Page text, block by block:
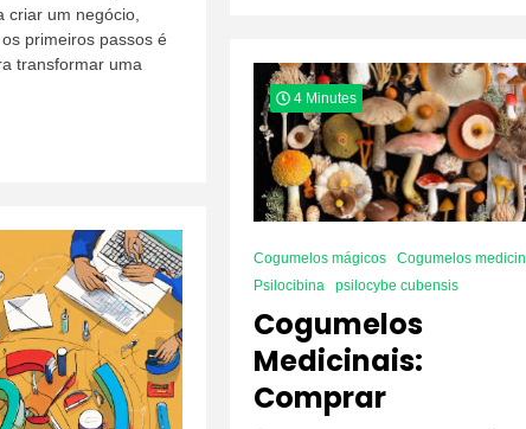
Passos
Essenciais
para
Quem
criar um negócio,
primeiros passos é
transformar uma
4 Minutes
Cogumelos mágicos
Cogumelos
Psilocibina
psilocybe cubensis
Cogumelos
Medicinais:
Comprar